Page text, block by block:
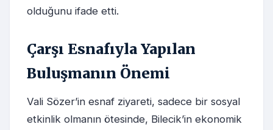
olduğunu ifade etti.
Çarşı Esnafıyla Yapılan
Buluşmanın Önemi
Vali Sözer’in esnaf ziyareti, sadece bir sosyal
etkinlik olmanın ötesinde, Bilecik’in ekonomik